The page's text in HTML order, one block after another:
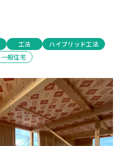
工法
ハイブリッド工法
一般住宅